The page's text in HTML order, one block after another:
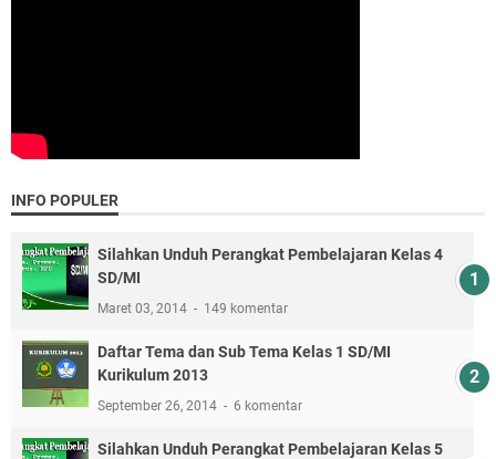
INFO POPULER
Silahkan Unduh Perangkat Pembelajaran Kelas 4
SD/MI
Maret 03, 2014 149 komentar
Daftar Tema dan Sub Tema Kelas 1 SD/MI
Kurikulum 2013
September 26, 2014 6 komentar
Silahkan Unduh Perangkat Pembelajaran Kelas 5